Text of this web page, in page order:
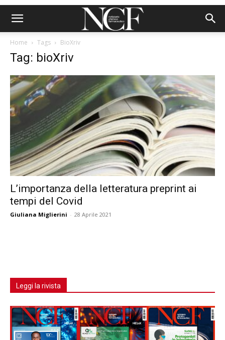
Home Tags BioXriv
Tag: bioXriv
L’importanza della letteratura preprint ai
tempi del Covid
Giuliana Miglierini - 28 Aprile 2021
Leggi la rivista